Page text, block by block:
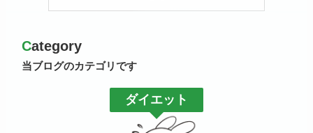
Category
当ブログのカテゴリです
ダイエット